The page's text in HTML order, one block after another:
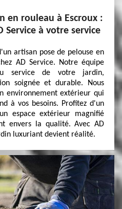
en rouleau à Escroux :
Service à votre service
artisan pose de pelouse en
AD Service. Notre équipe
service de votre jardin,
soignée et durable. Nous
environnement extérieur qui
à vos besoins. Profitez d'un
espace extérieur magnifié
envers la qualité. Avec AD
luxuriant devient réalité.